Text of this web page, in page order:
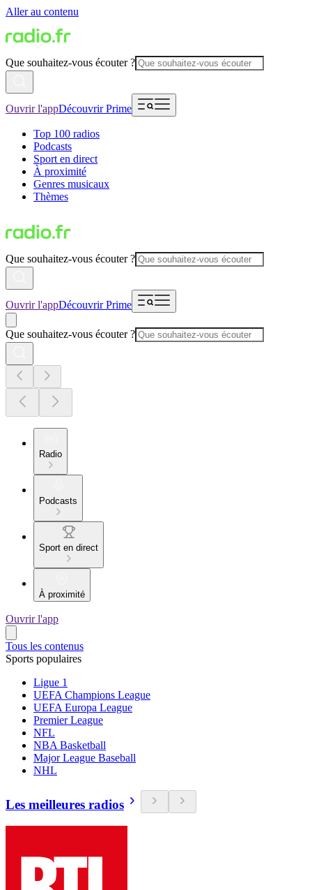
Aller au contenu
Que souhaitez-vous écouter ?
Ouvrir l'appDécouvrir Prime
Top 100 radios
Podcasts
Sport en direct
À proximité
Genres musicaux
Thèmes
Que souhaitez-vous écouter ?
Ouvrir l'appDécouvrir Prime
Que souhaitez-vous écouter ?
Radio
Podcasts
Sport en direct
À proximité
Ouvrir l'app
Tous les contenus
Sports populaires
Ligue 1
UEFA Champions League
UEFA Europa League
Premier League
NFL
NBA Basketball
Major League Baseball
NHL
Les meilleures radios